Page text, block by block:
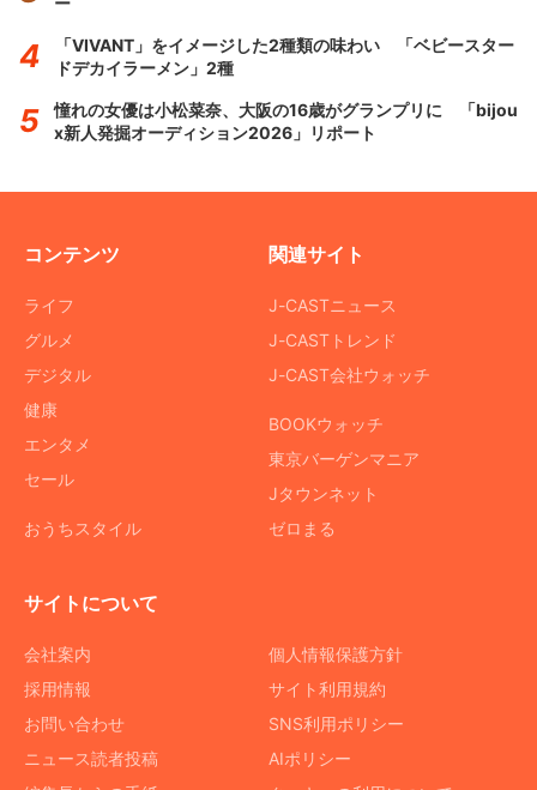
「VIVANT」をイメージした2種類の味わい 「ベビースター
ドデカイラーメン」2種
憧れの女優は小松菜奈、大阪の16歳がグランプリに 「bijou
x新人発掘オーディション2026」リポート
コンテンツ
ライフ
グルメ
デジタル
健康
エンタメ
セール
おうちスタイル
関連サイト
J-CASTニュース
J-CASTトレンド
J-CAST会社ウォッチ
BOOKウォッチ
東京バーゲンマニア
Jタウンネット
ゼロまる
サイトについて
会社案内
採用情報
お問い合わせ
ニュース読者投稿
個人情報保護方針
サイト利用規約
SNS利用ポリシー
AIポリシー